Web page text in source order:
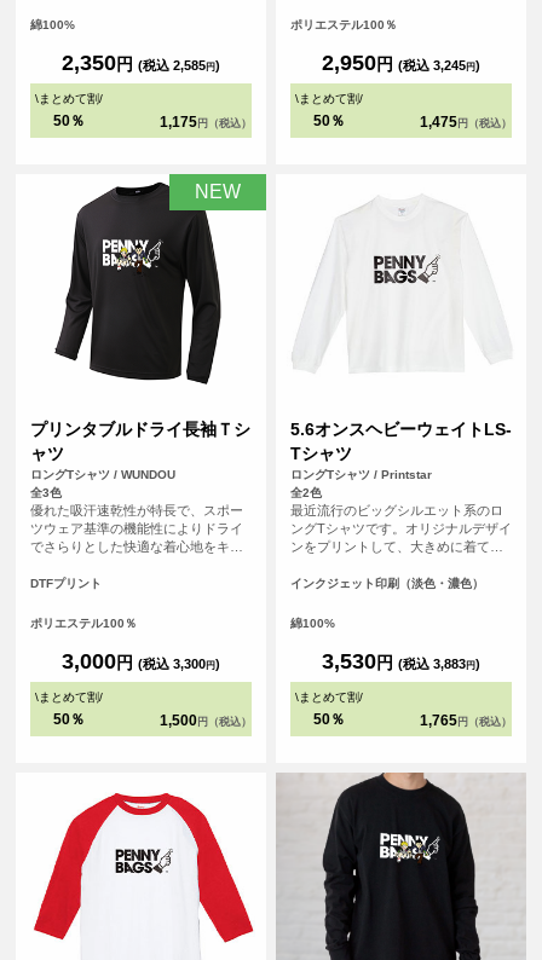
ができる長袖Tシャツとなっていま
綿100%
2,350円 (税込 2,585円)
\まとめて割/
50％ 1,175 円（税込）
ポリエステル100％
2,950円 (税込 3,245円)
\まとめて割/
50％ 1,475 円（税込）
NEW
プリンタブルドライ長袖Ｔシ
ャツ
ロングTシャツ / WUNDOU
全3色
優れた吸汗速乾性が特長で、スポー
ツウェア基準の機能性によりドライ
でさらりとした快適な着心地をキー
対策や肌寒い季節にも対応可能で
な肌触りも魅力。まるで着ているこ
ティブシーンはもちろん、リラック
スしたい普段使いにも最適です。 ス
ポーツチームのユニフォームやイベ
てもおすすめです。<br> ※商品の色
DTFプリント
ポリエステル100％
3,000円 (税込 3,300円)
\まとめて割/
50％ 1,500 円（税込）
5.6オンスヘビーウェイトLS-
Tシャツ
ロングTシャツ / Printstar
全2色
最近流行のビッグシルエット系のロ
ングTシャツです。オリジナルデザイ
ンをプリントして、大きめに着て、
う！
インクジェット印刷（淡色・濃色）
綿100%
3,530円 (税込 3,883円)
\まとめて割/
50％ 1,765 円（税込）